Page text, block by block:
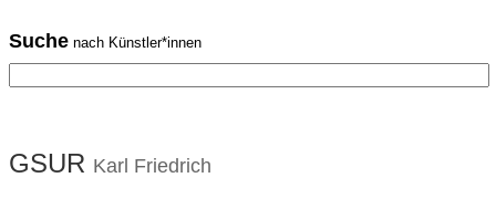
Suche nach Künstler*innen
GSUR Karl Friedrich